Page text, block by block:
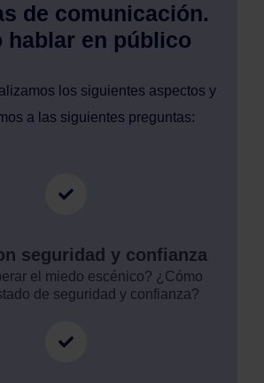
de comunicación.
hablar en público
los siguientes aspectos y
a las siguientes preguntas:
seguridad y confianza
el miedo escénico? ¿Cómo
de seguridad y confianza?